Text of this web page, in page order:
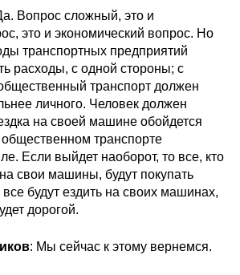
Вопрос сложный, это и
это и экономический вопрос. Но
транспортных предприятий
расходы, с одной стороны; с
транспорт должен
личного. Человек должен
на своей машине обойдется
транспорте
Если выйдет наоборот, то все, кто
свои машины, будут покупать
будут ездить на своих машинах,
дорогой.
: Мы сейчас к этому вернемся.